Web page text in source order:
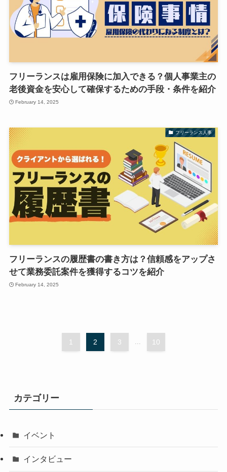
フリーランスは雇用保険に加入できる？個人事業主の
老後資金を安心して確保するための手段・条件を紹介
February 14, 2025
フリーランス人事
フリーランスの履歴書の書き方は？信頼感をアップさ
せて業務委託案件を獲得するコツを紹介
February 14, 2025
1 2 3 10
カテゴリー
イベント
インタビュー